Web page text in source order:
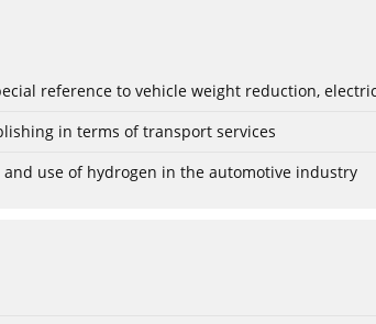
reference to vehicle weight reduction,
in terms of transport services
use of hydrogen in the automotive industry